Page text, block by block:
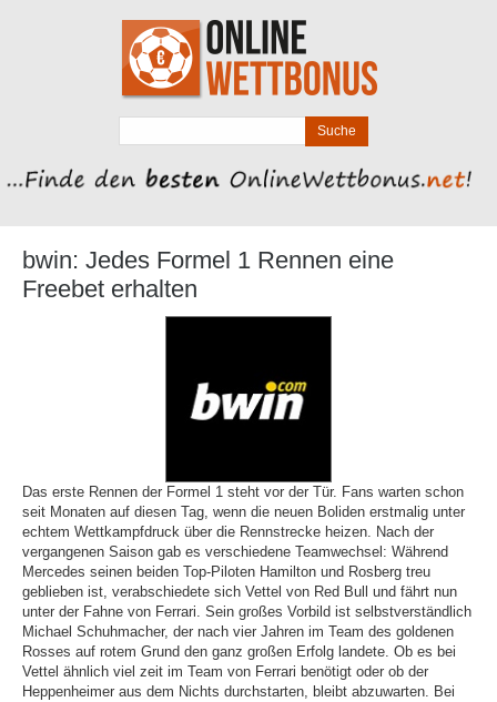
bwin: Jedes Formel 1 Rennen eine
Freebet erhalten
Das erste Rennen der Formel 1 steht vor der Tür. Fans warten schon
seit Monaten auf diesen Tag, wenn die neuen Boliden erstmalig unter
echtem Wettkampfdruck über die Rennstrecke heizen. Nach der
vergangenen Saison gab es verschiedene Teamwechsel: Während
Mercedes seinen beiden Top-Piloten Hamilton und Rosberg treu
geblieben ist, verabschiedete sich Vettel von Red Bull und fährt nun
unter der Fahne von Ferrari. Sein großes Vorbild ist selbstverständlich
Michael Schuhmacher, der nach vier Jahren im Team des goldenen
Rosses auf rotem Grund den ganz großen Erfolg landete. Ob es bei
Vettel ähnlich viel zeit im Team von Ferrari benötigt oder ob der
Heppenheimer aus dem Nichts durchstarten, bleibt abzuwarten. Bei